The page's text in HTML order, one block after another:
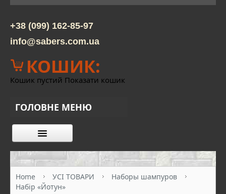
+38 (099) 162-85-97
info@sabers.com.ua
КОШИК:
Кошик пустий Показати кошик
ГОЛОВНЕ МЕНЮ
КАТАЛОГ ТОВАРІВ
КОНТАКТИ
Home УСІ ТОВАРИ
Наборы шампуров
Набір «Йотун»